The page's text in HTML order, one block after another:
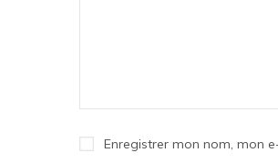
Enregistrer mon nom, mon